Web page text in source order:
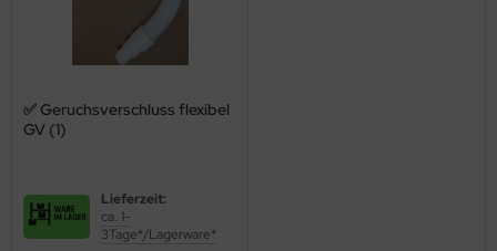
✅ Geruchsverschluss flexibel
GV (1)
Lieferzeit:
ca. 1-
3Tage*/Lagerware*